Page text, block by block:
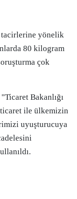
tacirlerine yönelik
80 kilogram
çok
Bakanlığı
ticaret ile ülkemizin
uyuşturucuya